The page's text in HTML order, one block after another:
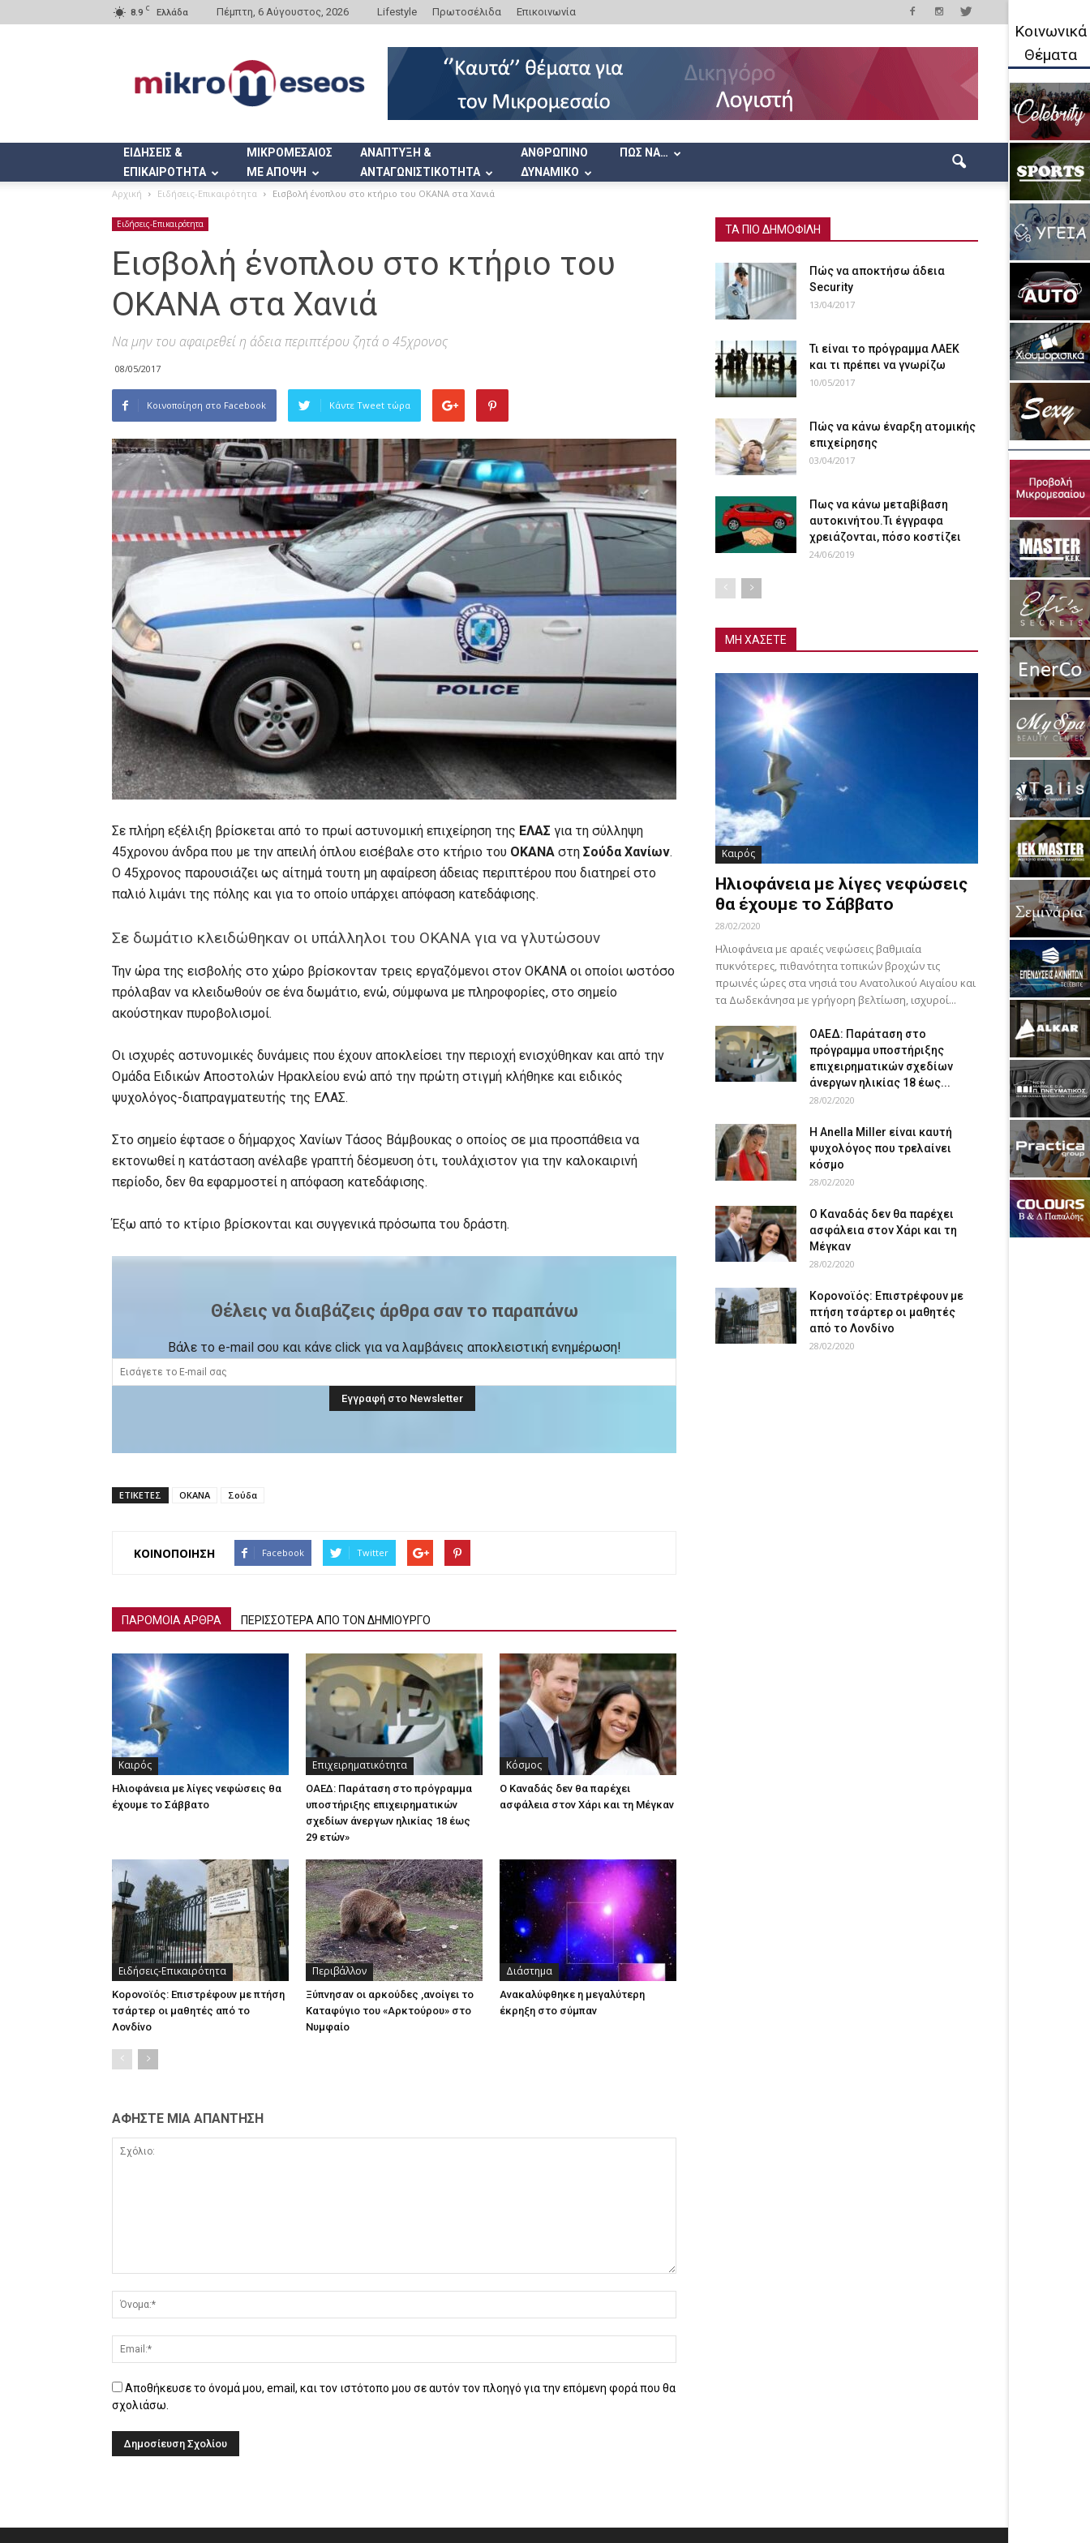
8.9 C Ελλάδα Πέμπτη, 6 Αύγουστος, 2026 Lifestyle Πρωτοσέλιδα Επικοινωνία
ΕΙΔΗΣΕΙΣ &
ΕΠΙΚΑΙΡΟΤΗΤΑ
ΜΙΚΡΟΜΕΣΑΙΟΣ
ΜΕ ΑΠΟΨΗ
ΑΝΑΠΤΥΞΗ &
ΑΝΤΑΓΩΝΙΣΤΙΚΟΤΗΤΑ
ΑΝΘΡΩΠΙΝΟ
ΔΥΝΑΜΙΚΟ
ΠΩΣ ΝΑ…
Αρχική Ειδήσεις-Επικαιρότητα Εισβολή ένοπλου στο κτήριο του ΟΚΑΝΑ στα Χανιά
Ειδήσεις-Επικαιρότητα
Εισβολή ένοπλου στο κτήριο του
ΟΚΑΝΑ στα Χανιά
Να μην του αφαιρεθεί η άδεια περιπτέρου ζητά ο 45χρονος
08/05/2017
Κοινοποίηση στο Facebook Κάντε Tweet τώρα
Σε πλήρη εξέλιξη βρίσκεται από το πρωί αστυνομική επιχείρηση της ΕΛΑΣ για τη σύλληψη
45χρονου άνδρα που με την απειλή όπλου εισέβαλε στο κτήριο του ΟΚΑΝΑ στη Σούδα Χανίων.
Ο 45χρονος παρουσιάζει ως αίτημά τουτη μη αφαίρεση άδειας περιπτέρου που διατηρεί στο
παλιό λιμάνι της πόλης και για το οποίο υπάρχει απόφαση κατεδάφισης.
Σε δωμάτιο κλειδώθηκαν οι υπάλληλοι του ΟΚΑΝΑ για να γλυτώσουν
Την ώρα της εισβολής στο χώρο βρίσκονταν τρεις εργαζόμενοι στον ΟΚΑΝΑ οι οποίοι ωστόσο
πρόλαβαν να κλειδωθούν σε ένα δωμάτιο, ενώ, σύμφωνα με πληροφορίες, στο σημείο
ακούστηκαν πυροβολισμοί.
Οι ισχυρές αστυνομικές δυνάμεις που έχουν αποκλείσει την περιοχή ενισχύθηκαν και από την
Oμάδα Ειδικών Αποστολών Ηρακλείου ενώ από την πρώτη στιγμή κλήθηκε και ειδικός
ψυχολόγος-διαπραγματευτής της ΕΛΑΣ.
Στο σημείο έφτασε ο δήμαρχος Χανίων Τάσος Βάμβουκας ο οποίος σε μια προσπάθεια να
εκτονωθεί η κατάσταση ανέλαβε γραπτή δέσμευση ότι, τουλάχιστον για την καλοκαιρινή
περίοδο, δεν θα εφαρμοστεί η απόφαση κατεδάφισης.
Έξω από το κτίριο βρίσκονται και συγγενικά πρόσωπα του δράστη.
Θέλεις να διαβάζεις άρθρα σαν το παραπάνω
Βάλε το e-mail σου και κάνε click για να λαμβάνεις αποκλειστική ενημέρωση!
ΕΤΙΚΕΤΕΣ ΟΚΑΝΑ Σούδα
ΚΟΙΝΟΠΟΙΗΣΗ Facebook Twitter
ΠΑΡΟΜΟΙΑ ΑΡΘΡΑ ΠΕΡΙΣΣΟΤΕΡΑ ΑΠΟ ΤΟΝ ΔΗΜΙΟΥΡΓΟ
Καιρός
Ηλιοφάνεια με λίγες νεφώσεις θα
έχουμε το Σάββατο
Επιχειρηματικότητα
ΟΑΕΔ: Παράταση στο πρόγραμμα
υποστήριξης επιχειρηματικών
σχεδίων άνεργων ηλικίας 18 έως
29 ετών»
Κόσμος
Ο Καναδάς δεν θα παρέχει
ασφάλεια στον Χάρι και τη Μέγκαν
Ειδήσεις-Επικαιρότητα
Κορονοϊός: Επιστρέφουν με πτήση
τσάρτερ οι μαθητές από το
Λονδίνο
Περιβάλλον
Ξύπνησαν οι αρκούδες ,ανοίγει το
Καταφύγιο του «Αρκτούρου» στο
Νυμφαίο
Διάστημα
Ανακαλύφθηκε η μεγαλύτερη
έκρηξη στο σύμπαν
ΑΦΗΣΤΕ ΜΙΑ ΑΠΑΝΤΗΣΗ
Αποθήκευσε το όνομά μου, email, και τον ιστότοπο μου σε αυτόν τον πλοηγό για την επόμενη φορά που θα
σχολιάσω.
ΤΑ ΠΙΟ ΔΗΜΟΦΙΛΗ
Πώς να αποκτήσω άδεια
Security
13/04/2017
Τι είναι το πρόγραμμα ΛΑΕΚ
και τι πρέπει να γνωρίζω
10/05/2017
Πώς να κάνω έναρξη ατομικής
επιχείρησης
03/04/2017
Πως να κάνω μεταβίβαση
αυτοκινήτου.Τι έγγραφα
χρειάζονται, πόσο κοστίζει
24/06/2019
ΜΗ ΧΑΣΕΤΕ
Καιρός
Ηλιοφάνεια με λίγες νεφώσεις
θα έχουμε το Σάββατο
28/02/2020
Ηλιοφάνεια με αραιές νεφώσεις βαθμιαία
πυκνότερες, πιθανότητα τοπικών βροχών τις
πρωινές ώρες στα νησιά του Ανατολικού Αιγαίου και
τα Δωδεκάνησα με γρήγορη βελτίωση, ισχυροί...
ΟΑΕΔ: Παράταση στο
πρόγραμμα υποστήριξης
επιχειρηματικών σχεδίων
άνεργων ηλικίας 18 έως...
28/02/2020
Η Anella Miller είναι καυτή
ψυχολόγος που τρελαίνει
κόσμο
28/02/2020
Ο Καναδάς δεν θα παρέχει
ασφάλεια στον Χάρι και τη
Μέγκαν
28/02/2020
Κορονοϊός: Επιστρέφουν με
πτήση τσάρτερ οι μαθητές
από το Λονδίνο
28/02/2020
Κοινωνικά
Θέματα